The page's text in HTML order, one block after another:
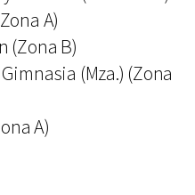
A)
(Zona B)
(Mza.) (Zona
A)